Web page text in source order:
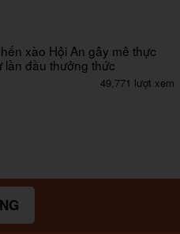
xào Hội An gây mê thực
lần đầu thưởng thức
49,771 lượt xem